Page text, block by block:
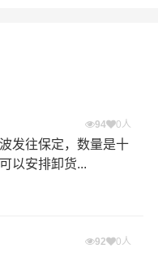
94 0人
发往保定，数量是十
以安排卸货...
92 0人